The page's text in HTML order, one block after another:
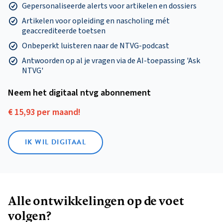
Gepersonaliseerde alerts voor artikelen en dossiers
Artikelen voor opleiding en nascholing mét
geaccrediteerde toetsen
Onbeperkt luisteren naar de NTVG-podcast
Antwoorden op al je vragen via de AI-toepassing 'Ask
NTVG'
Neem het digitaal ntvg abonnement
€ 15,93 per maand!
IK WIL DIGITAAL
Alle ontwikkelingen op de voet
volgen?